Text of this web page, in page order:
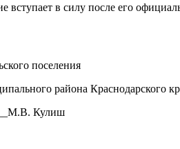
вступает в силу после его
поселения
района Краснодарского
Кулиш